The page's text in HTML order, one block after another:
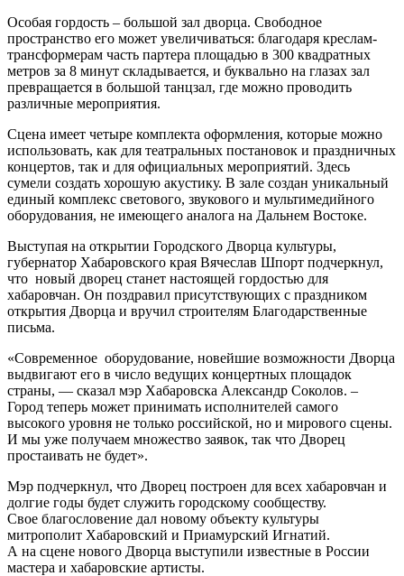
Особая гордость – большой зал дворца. Свободное
пространство его может увеличиваться: благодаря креслам-
трансформерам часть партера площадью в 300 квадратных
метров за 8 минут складывается, и буквально на глазах зал
превращается в большой танцзал, где можно проводить
различные мероприятия.
Сцена имеет четыре комплекта оформления, которые можно
использовать, как для театральных постановок и праздничных
концертов, так и для официальных мероприятий. Здесь
сумели создать хорошую акустику. В зале создан уникальный
единый комплекс светового, звукового и мультимедийного
оборудования, не имеющего аналога на Дальнем Востоке.
Выступая на открытии Городского Дворца культуры,
губернатор Хабаровского края Вячеслав Шпорт подчеркнул,
что новый дворец станет настоящей гордостью для
хабаровчан. Он поздравил присутствующих с праздником
открытия Дворца и вручил строителям Благодарственные
письма.
«Современное оборудование, новейшие возможности Дворца
выдвигают его в число ведущих концертных площадок
страны, — сказал мэр Хабаровска Александр Соколов. –
Город теперь может принимать исполнителей самого
высокого уровня не только российской, но и мирового сцены.
И мы уже получаем множество заявок, так что Дворец
простаивать не будет».
Мэр подчеркнул, что Дворец построен для всех хабаровчан и
долгие годы будет служить городскому сообществу.
Свое благословение дал новому объекту культуры
митрополит Хабаровский и Приамурский Игнатий.
А на сцене нового Дворца выступили известные в России
мастера и хабаровские артисты.